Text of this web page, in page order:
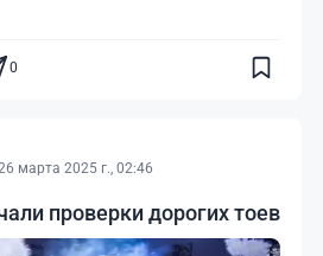
0
марта 2025 г., 02:46
проверки дорогих тоев